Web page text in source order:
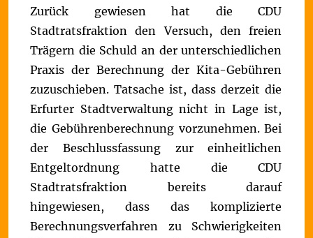
Zurück gewiesen hat die CDU
Stadtratsfraktion den Versuch, den freien
Trägern die Schuld an der unterschiedlichen
Praxis der Berechnung der Kita-Gebühren
zuzuschieben. Tatsache ist, dass derzeit die
Erfurter Stadtverwaltung nicht in Lage ist,
die Gebührenberechnung vorzunehmen. Bei
der Beschlussfassung zur einheitlichen
Entgeltordnung hatte die CDU
Stadtratsfraktion bereits darauf
hingewiesen, dass das komplizierte
Berechnungsverfahren zu Schwierigkeiten